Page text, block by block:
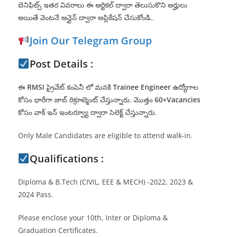
బెనిఫిట్స్ ఇతర వివరాలు ఈ ఆర్టికల్ ద్వారా తెలుసుకొని అర్హులు
అయితే వెంటనే ఆన్లైన్ ద్వారా అప్లికేషన్ చేసుకోండి..
Join Our Telegram Group
Post Details :
ఈ RMSIప్రైవేట్ కంపెనీ లో మనకి Trainee Engineer ఉద్యోగాల
కోసం భారీగా జాబ్ రిక్రూట్మెంట్ చేస్తున్నారు. మొత్తం 60+Vacancies
కోసం వాక్ ఇన్ ఇంటర్వ్యూ ద్వారా సెలెక్ట్ చేస్తున్నారు.
Only Male Candidates are eligible to attend walk-in.
Qualifications :
Diploma & B.Tech (CIVIL, EEE & MECH) -2022, 2023 &
2024 Pass.
Please enclose your 10th, Inter or Diploma &
Graduation Certificates.